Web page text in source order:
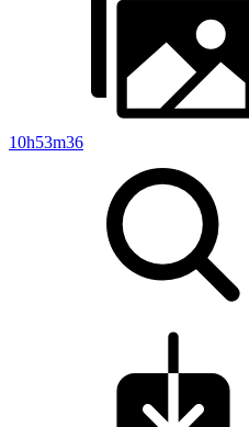
10h53m36